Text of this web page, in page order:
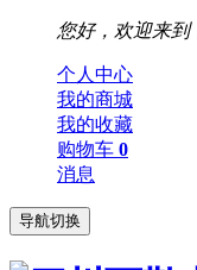
您好，欢迎来到
个人中心
我的商城
我的收藏
购物车 0
消息
导航切换